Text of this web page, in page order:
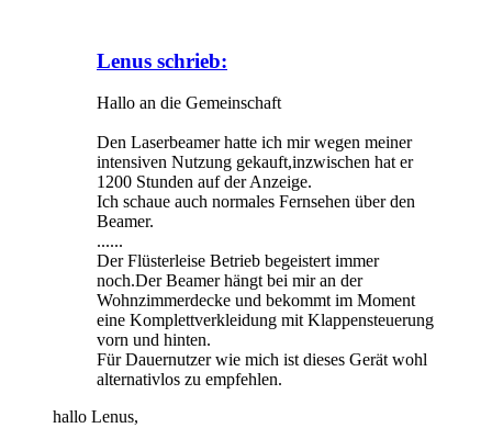
Lenus schrieb:
Hallo an die Gemeinschaft
Den Laserbeamer hatte ich mir wegen meiner
intensiven Nutzung gekauft,inzwischen hat er
1200 Stunden auf der Anzeige.
Ich schaue auch normales Fernsehen über den
Beamer.
......
Der Flüsterleise Betrieb begeistert immer
noch.Der Beamer hängt bei mir an der
Wohnzimmerdecke und bekommt im Moment
eine Komplettverkleidung mit Klappensteuerung
vorn und hinten.
Für Dauernutzer wie mich ist dieses Gerät wohl
alternativlos zu empfehlen.
hallo Lenus,